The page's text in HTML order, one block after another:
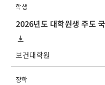
학생
보건대학원
장학